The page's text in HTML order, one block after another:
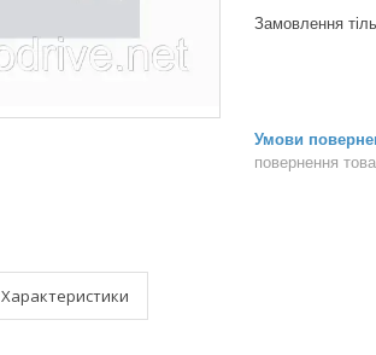
Замовлення
повернення
Характеристики